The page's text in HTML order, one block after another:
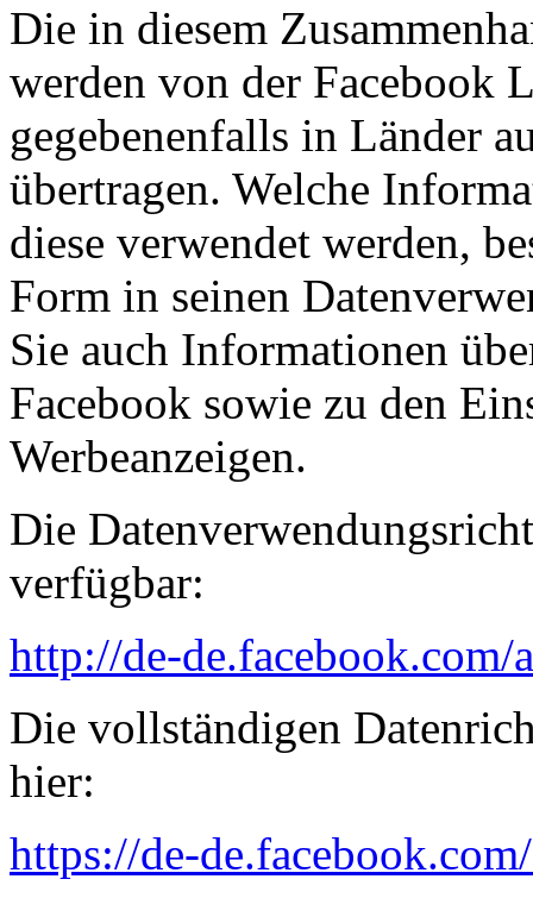
Die in diesem
werden von der Facebook
gegebenenfalls in Länder
übertragen. Welche
diese verwendet werden,
Form in seinen
Sie auch Informationen
Facebook sowie zu den
Werbeanzeigen.
Die
verfügbar:
http://de-de.facebook.com/
Die vollständigen
hier:
https://de-